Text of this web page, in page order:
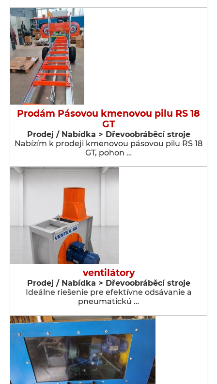
Prodám Pásovou kmenovou pilu RS 18
GT
Prodej / Nabídka > Dřevoobráběcí stroje
Nabízím k prodeji kmenovou pásovou pilu RS 18
GT, pohon …
ventilátory
Prodej / Nabídka > Dřevoobráběcí stroje
Ideálne riešenie pre efektívne odsávanie a
pneumatickú …